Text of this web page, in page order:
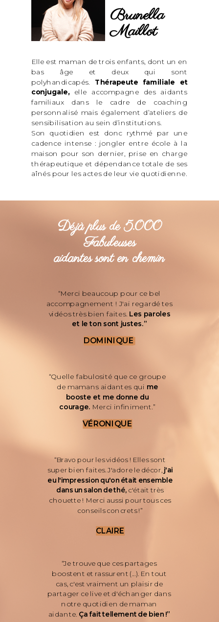
“Merci beaucoup pour ce bel
accompagnement ! J'ai regardé tes
vidéos très bien faites. Les paroles
et le ton sont justes.”
DOMINIQUE
“Je trouve que ces partages
boostent et rassurent (...). En tout
cas, c'est vraiment un plaisir de
partager ce live et d'échanger dans
notre quotidien de maman
aidante. Ça fait tellement de bien !”
Déjà plus de 5.000
Fabuleuses
aidantes sont en chemin
“Bravo pour les vidéos ! Elles sont
super bien faites. J'adore le décor, j'ai
eu l'impression qu'on était ensemble
dans un salon de thé, c'était très
chouette ! Merci aussi pour tous ces
conseils concrets !”
CLAIRE
“Quelle fabulosité que ce groupe
de mamans aidantes qui me
booste et me donne du
courage. Merci infiniment.”
VÉRONIQUE
Elle est maman de trois enfants, dont un en
bas âge et deux qui sont
polyhandicapés.
Thérapeute familiale et
conjugale,elle accompagne des aidants
familiaux dans le cadre de coaching
personnalisé mais également d’ateliers de
sensibilisation au sein d’institutions.
Son quotidien est donc rythmé par une
cadence intense : jongler entre école à la
maison pour son dernier, prise en charge
thérapeutique et dépendance totale de ses
aînés pour les actes de leur vie quotidienne.
Brunella
Maillot